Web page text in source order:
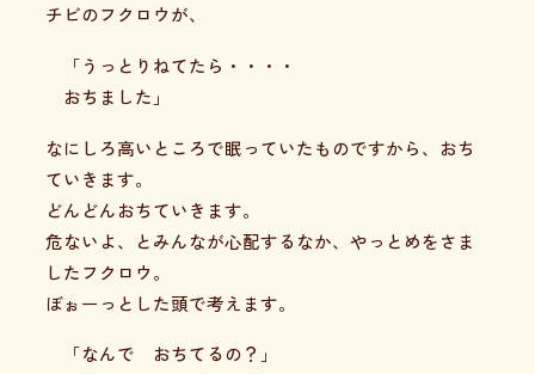
チビのフクロウが、
「うっとりねてたら・・・・
おちました」
なにしろ高いところで眠っていたものですから、おち
ていきます。
どんどんおちていきます。
危ないよ、とみんなが心配するなか、やっとめをさま
したフクロウ。
ぼぉーっとした頭で考えます。
「なんで おちてるの？」